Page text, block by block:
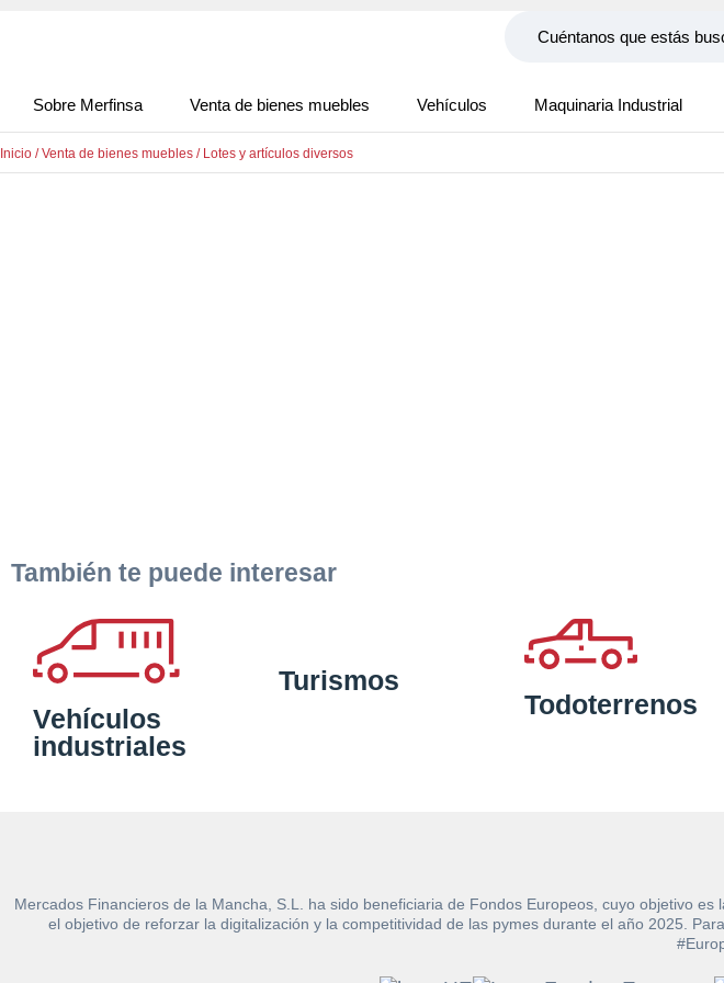
Sobre Merfinsa Venta de bienes muebles Vehículos Maquinaria Industrial
Inicio /Venta de bienes muebles / Lotes y artículos diversos
También te puede interesar
Vehículos
industriales
Turismos
Todoterrenos
Mercados Financieros de la Mancha, S.L. ha sido beneficiaria de Fondos Europeos, cuyo objetivo
el objetivo de reforzar la digitalización y la competitividad de las pymes durante el año 2025.